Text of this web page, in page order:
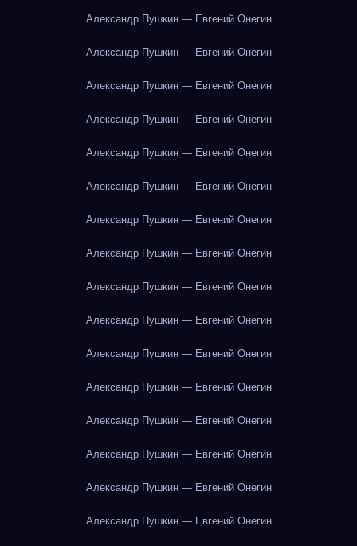
Александр Пушкин — Евгений Онегин
Александр Пушкин — Евгений Онегин
Александр Пушкин — Евгений Онегин
Александр Пушкин — Евгений Онегин
Александр Пушкин — Евгений Онегин
Александр Пушкин — Евгений Онегин
Александр Пушкин — Евгений Онегин
Александр Пушкин — Евгений Онегин
Александр Пушкин — Евгений Онегин
Александр Пушкин — Евгений Онегин
Александр Пушкин — Евгений Онегин
Александр Пушкин — Евгений Онегин
Александр Пушкин — Евгений Онегин
Александр Пушкин — Евгений Онегин
Александр Пушкин — Евгений Онегин
Александр Пушкин — Евгений Онегин